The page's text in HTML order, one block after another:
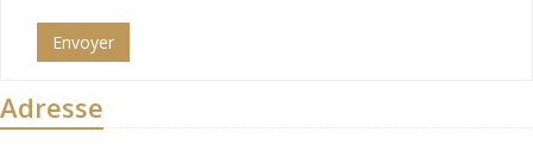
Envoyer
Adresse